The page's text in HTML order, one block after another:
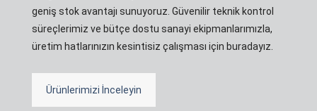
geniş stok avantajı sunuyoruz. Güvenilir teknik kontrol
süreçlerimiz ve bütçe dostu sanayi ekipmanlarımızla,
üretim hatlarınızın kesintisiz çalışması için buradayız.
Ürünlerimizi İnceleyin